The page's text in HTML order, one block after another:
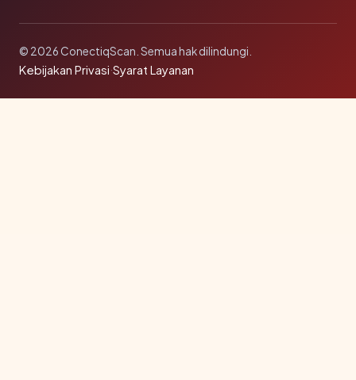
© 2026 ConectiqScan. Semua hak dilindungi.
Kebijakan Privasi·Syarat Layanan